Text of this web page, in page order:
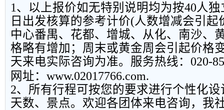
1、以上报价如无特别说明均为按40人
日出发核算的参考计价(人数增减会引起
中心番禺、花都、增城、从化、南沙、
格略有增加；周末或黄金周会引起价格
天来电实际咨询为准。服务热线： 020-
网址： www.02017766.com.
2、所有行程可按您的要求进行个性化
天数、景点。欢迎各团体来电咨询，我